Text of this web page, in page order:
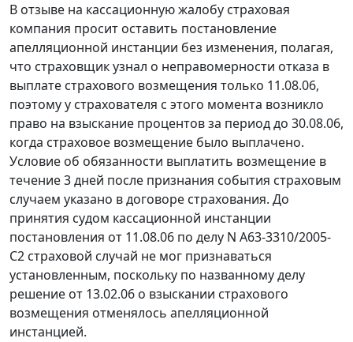
В отзыве на кассационную жалобу страховая
компания просит оставить постановление
апелляционной инстанции без изменения, полагая,
что страховщик узнал о неправомерности отказа в
выплате страхового возмещения только 11.08.06,
поэтому у страхователя с этого момента возникло
право на взыскание процентов за период до 30.08.06,
когда страховое возмещение было выплачено.
Условие об обязанности выплатить возмещение в
течение 3 дней после признания события страховым
случаем указано в договоре страхования. До
принятия судом кассационной инстанции
постановления от 11.08.06 по делу N А63-3310/2005-
С2 страховой случай не мог признаваться
установленным, поскольку по названному делу
решение от 13.02.06 о взыскании страхового
возмещения отменялось апелляционной
инстанцией.